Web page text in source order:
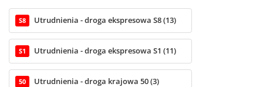
S8 Utrudnienia - droga ekspresowa S8 (13)
S1 Utrudnienia - droga ekspresowa S1 (11)
50 Utrudnienia - droga krajowa 50 (3)